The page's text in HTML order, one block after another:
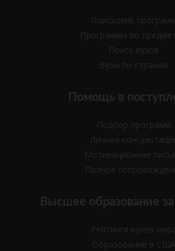
Поисковик
Программы по
Поиск вузов
Вузы по странам
Помощь в
Подбор программ
Личная
Мотивационное
Полное
Высшее образование
Рейтинги вузов
Образование в США